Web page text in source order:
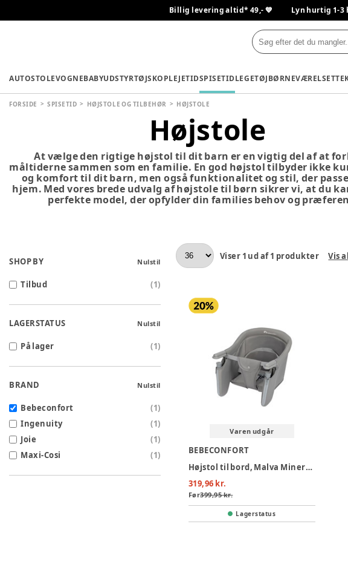
Billig levering altid* 49,- 💙 Lyn hurtig 1-3
AUTOSTOLEVOGNEBABYUDSTYRTØJSKOPLEJETIDSPISETIDLEGETØJBØRNEVÆRELSET
FORSIDE SPISETID HØJSTOLE OG TILBEHØR HØJSTOLE
Højstole
At vælge den rigtige højstol til dit barn er en vigtig del af at
måltiderne sammen som en familie. En god højstol tilbyder ikke
og komfort til dit barn, men også funktionalitet og stil, der
hjem. Med vores brede udvalg af højstole til børn sikrer vi, at du
perfekte model, der opfylder din families behov og
SHOP BY Nulstil
Tilbud (1)
LAGERSTATUS Nulstil
På lager (1)
BRAND Nulstil
Bebeconfort (1)
Ingenuity
(1)
Joie
(1)
Maxi-Cosi
(1)
Viser 1 ud af1 produkter Vis
Varen udgår
BEBECONFORT
Højstol til bord, Malva Mineral grå
319,96 kr.
Før399,95 kr.
Lagerstatus